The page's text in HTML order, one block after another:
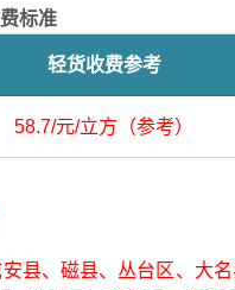
标准
轻货收费参考
58.7/元/立方（参考）
、磁县、丛台区、大名